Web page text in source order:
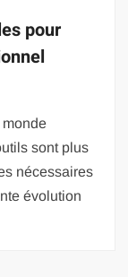
pour
sont plus
nécessaires
évolution